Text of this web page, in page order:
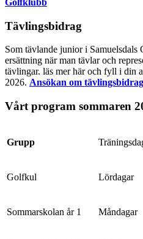
Tävlingsbidrag
Som tävlande junior i
ersättning när man tävlar och
tävlingar. läs mer här och fyll i din
2026. Ansökan om
Vårt program sommaren
Grupp
Golfkul Lördagar
Sommarskolan år 1 Måndagar